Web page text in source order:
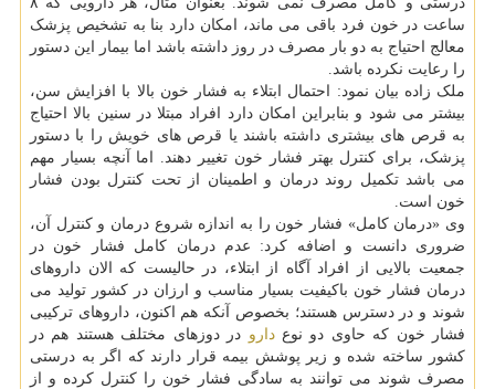
ساعت در خون فرد باقی می ماند، امکان دارد بنا به تشخیص پزشک
معالج احتیاج به دو بار مصرف در روز داشته باشد اما بیمار این دستور
را رعایت نکرده باشد.
ملک زاده بیان نمود: احتمال ابتلاء به فشار خون بالا با افزایش سن،
بیشتر می شود و بنابراین امکان دارد افراد مبتلا در سنین بالا احتیاج
به قرص های بیشتری داشته باشند یا قرص های خویش را با دستور
پزشک، برای کنترل بهتر فشار خون تغییر دهند. اما آنچه بسیار مهم
می باشد تکمیل روند درمان و اطمینان از تحت کنترل بودن فشار
خون است.
وی «درمان کامل» فشار خون را به اندازه شروع درمان و کنترل آن،
ضروری دانست و اضافه کرد: عدم درمان کامل فشار خون در
جمعیت بالایی از افراد آگاه از ابتلاء، در حالیست که الان داروهای
درمان فشار خون باکیفیت بسیار مناسب و ارزان در کشور تولید می
شوند و در دسترس هستند؛ بخصوص آنکه هم اکنون، داروهای ترکیبی
فشار خون که حاوی دو نوعدارو در دوزهای مختلف هستند هم در
کشور ساخته شده و زیر پوشش بیمه قرار دارند که اگر به درستی
مصرف شوند می توانند به سادگی فشار خون را کنترل کرده و از